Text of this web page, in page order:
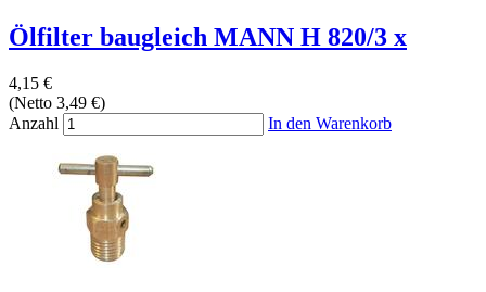
Ölfilter baugleich MANN H 820/3 x
4,15 €
(Netto 3,49 €)
Anzahl
In den Warenkorb